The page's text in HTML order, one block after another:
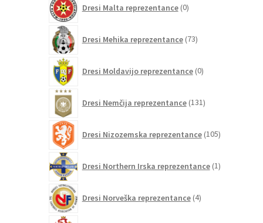
Dresi Malta reprezentance 0izdelkov
Dresi Mehika reprezentance 73izdelkov
Dresi Moldavijo reprezentance 0izdelkov
Dresi Nemčija reprezentance 131izdelkov
Dresi Nizozemska reprezentance 105izdelkov
Dresi Northern Irska reprezentance 1izdelek
Dresi Norveška reprezentance 4izdelki